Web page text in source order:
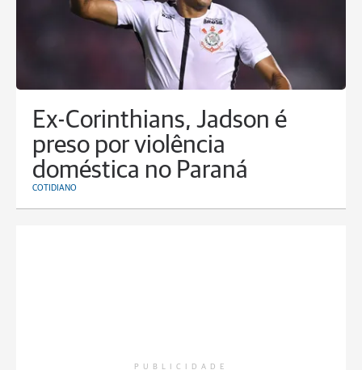
Ex-Corinthians, Jadson é
preso por violência
doméstica no Paraná
COTIDIANO
PUBLICIDADE